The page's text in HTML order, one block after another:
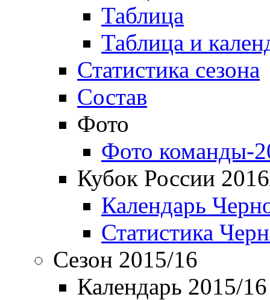
Таблица
Таблица и
Статистика сезона
Состав
Фото
Фото команды-
Кубок России
Календарь
Статистика
Сезон 2015/16
Календарь 2015/16